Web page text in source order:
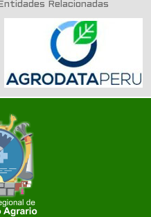
Relacionadas